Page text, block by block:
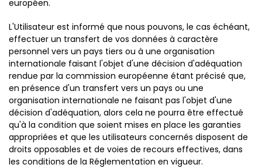
européen.
L'Utilisateur est informé que nous pouvons, le cas échéant,
effectuer un transfert de vos données à caractère
personnel vers un pays tiers ou à une organisation
internationale faisant l'objet d'une décision d'adéquation
rendue par la commission européenne étant précisé que,
en présence d'un transfert vers un pays ou une
organisation internationale ne faisant pas l'objet d'une
décision d'adéquation, alors cela ne pourra être effectué
qu'à la condition que soient mises en place les garanties
appropriées et que les utilisateurs concernés disposent de
droits opposables et de voies de recours effectives, dans
les conditions de la Réglementation en vigueur.